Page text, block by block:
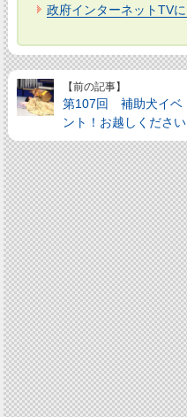
政府インターネットTV
【前の記事】
第107回 補助犬イベ
ント！お越しください